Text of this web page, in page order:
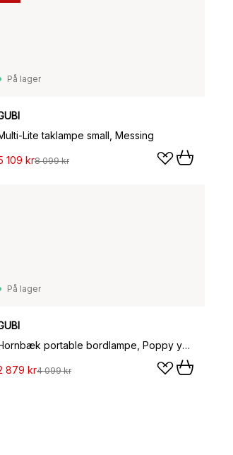
På lager
Lite taklampe small, Messing
109 kr8 099 kr
På lager
Hornbæk portable bordlampe, Poppy yellow
879 kr4 099 kr